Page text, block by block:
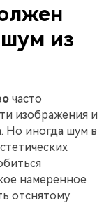
из
часто
изображения и
Но иногда шум в
намеренное
отснятому